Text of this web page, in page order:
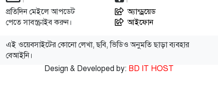
আঞ্চলিক যুদ্ধের মধ্যে সৌদি আরব, তুরস্ক ও পাকিস্তানের
১৪
হাতে চাকরির নিয়োগপত্র তুলে দিয়েছেন প্রধানমন্ত্রী
১৫
প্রতিদিন মেইলে আপডেট
পেতে সাবস্ক্রাইব করুন।
অ্যান্ড্রয়েড
আইফোন
এই ওয়েবসাইটের কোনো লেখা, ছবি, ভিডিও অনুমতি ছাড়া ব্যবহার
বেআইনি।
Design & Developed by: BD IT HOST